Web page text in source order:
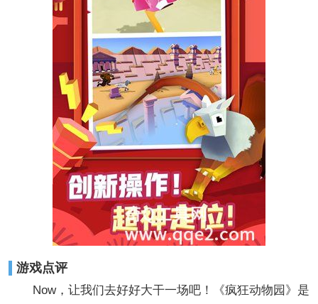
游戏点评
Now，让我们去好好大干一场吧！《疯狂动物园》是